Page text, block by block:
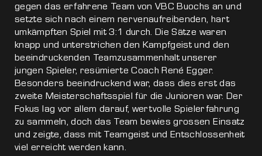
gegen das erfahrene Team von VBC Buochs an und
setzte sich nach einem nervenaufreibenden, hart
umkämpften Spiel mit 3:1 durch. Die Sätze waren
knapp und unterstrichen den Kampfgeist und den
beeindruckenden Teamzusammenhalt unserer
jungen Spieler, resümierte Coach René Egger.
Besonders beeindruckend war, dass dies erst das
zweite Meisterschaftsspiel für die Junioren war. Der
Fokus lag vor allem darauf, wertvolle Spielerfahrung
zu sammeln, doch das Team bewies grossen Einsatz
und zeigte, dass mit Teamgeist und Entschlossenheit
viel erreicht werden kann.